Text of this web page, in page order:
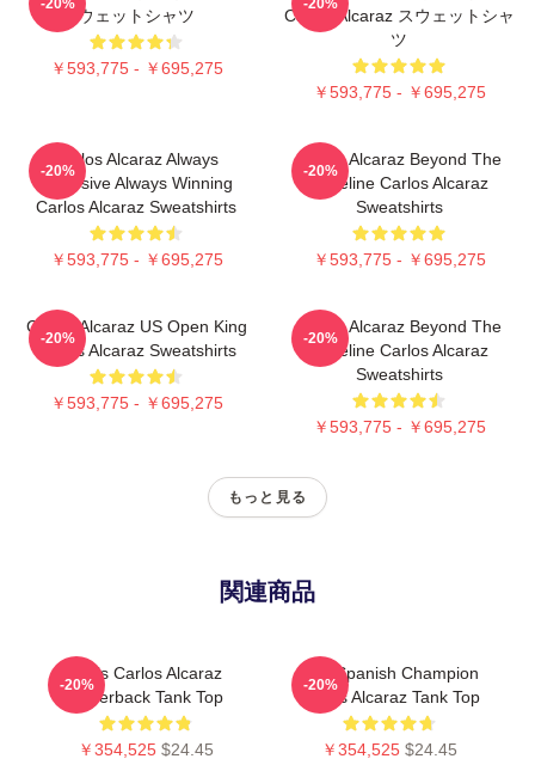
ウェットシャツ
￥593,775 - ￥695,275
Carlos Alcaraz スウェットシャ
ツ
￥593,775 - ￥695,275
Carlos Alcaraz Always
Explosive Always Winning
Carlos Alcaraz Sweatshirts
￥593,775 - ￥695,275
-20%
Carlos Alcaraz Beyond The
Baseline Carlos Alcaraz
Sweatshirts
￥593,775 - ￥695,275
-20%
Carlos Alcaraz US Open King
Carlos Alcaraz Sweatshirts
￥593,775 - ￥695,275
-20%
Carlos Alcaraz Beyond The
Baseline Carlos Alcaraz
Sweatshirts
￥593,775 - ￥695,275
-20%
もっと見る
関連商品
Tenis Carlos Alcaraz
Racerback Tank Top
￥354,525 $24.45
-20%
The Spanish Champion
Carlos Alcaraz Tank Top
￥354,525 $24.45
-20%